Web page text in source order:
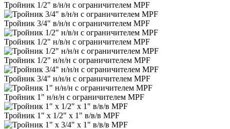
Тройник 1/2" в/н/н с ограничителем MPF
Тройник 3/4" в/н/н с ограничителем MPF
Тройник 1/2" н/в/н с ограничителем MPF
Тройник 1/2" н/н/н с ограничителем MPF
Тройник 3/4" н/н/н с ограничителем MPF
Тройник 1" н/н/н с ограничителем MPF
Тройник 1" х 1/2" х 1" в/в/в MPF